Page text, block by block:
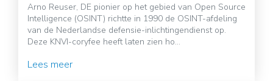
Arno Reuser, DE pionier op het gebied van Open Source
Intelligence (OSINT) richtte in 1990 de OSINT-afdeling
van de Nederlandse defensie-inlichtingendienst op.
Deze KNVI-coryfee heeft laten zien ho...
Lees meer